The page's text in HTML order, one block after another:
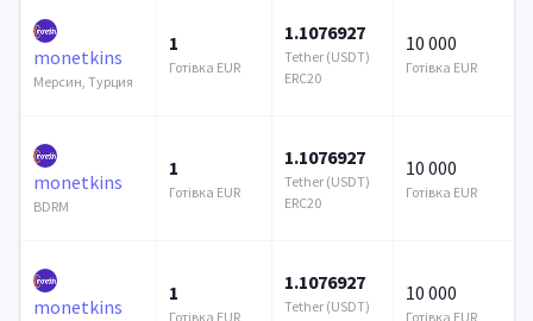
monetkins
Мерсин, Турция
1
Готівка EUR
1.1076927
Tether (USDT)
ERC20
10 000
Готівка EUR
monetkins
BDRM
1
Готівка EUR
1.1076927
Tether (USDT)
ERC20
10 000
Готівка EUR
monetkins
1
Готівка EUR
1.1076927
Tether (USDT)
10 000
Готівка EUR